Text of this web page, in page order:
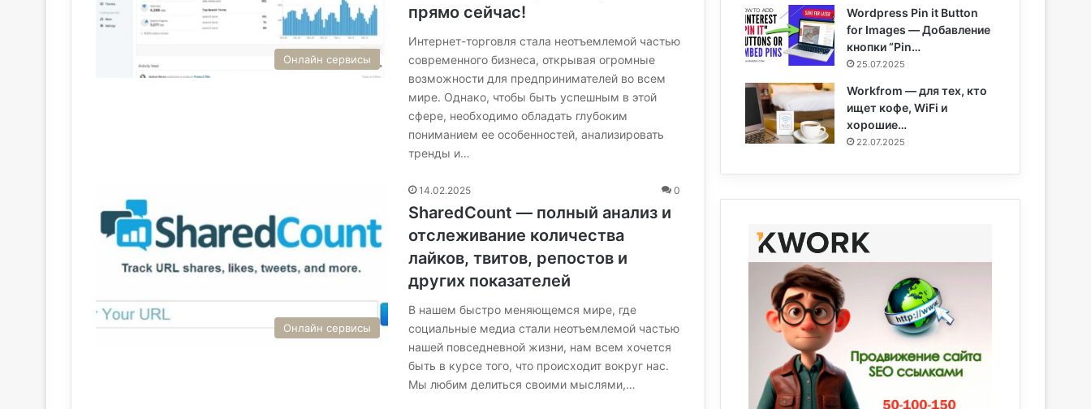
Онлайн сервисы
прямо сейчас!
Интернет-торговля стала неотъемлемой частью
современного бизнеса, открывая огромные
возможности для предпринимателей во всем
мире. Однако, чтобы быть успешным в этой
сфере, необходимо обладать глубоким
пониманием ее особенностей, анализировать
тренды и…
Онлайн сервисы
14.02.2025 0
SharedCount — полный анализ и
отслеживание количества
лайков, твитов, репостов и
других показателей
В нашем быстро меняющемся мире, где
социальные медиа стали неотъемлемой частью
нашей повседневной жизни, нам всем хочется
быть в курсе того, что происходит вокруг нас.
Мы любим делиться своими мыслями,…
Wordpress Pin it Button
for Images — Добавление
кнопки “Pin…
25.07.2025
Workfrom — для тех, кто
ищет кофе, WiFi и
хорошие…
22.07.2025